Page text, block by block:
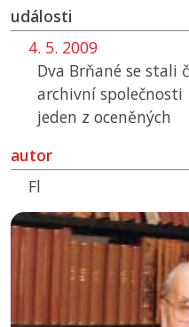
události
4. 5. 2009
Dva Brňané se stali
archivní společnosti
jeden z oceněných
autor
Fl